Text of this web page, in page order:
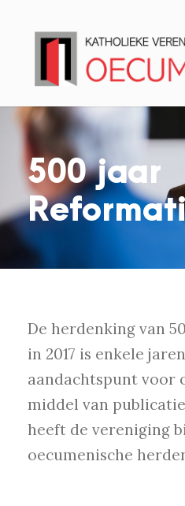
500 jaar
De herdenking van
in 2017 is enkele
aandachtspunt voor
middel van
heeft de vereniging
oecumenische